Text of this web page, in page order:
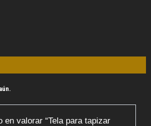
en valorar “Tela para tapizar